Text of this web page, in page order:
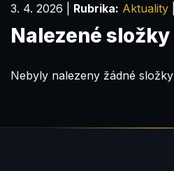
3. 4. 2026 Rubrika: Aktuality
Nalezené složky
Nebyly nalezeny žádné složky